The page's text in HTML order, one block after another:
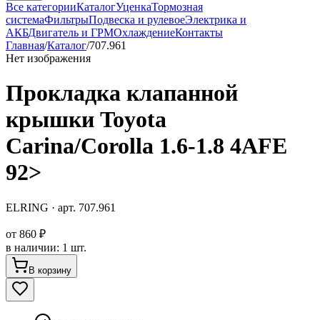
Все категорииКаталогУценкаТормозная
системаФильтрыПодвеска и рулевоеЭлектрика и
АКБДвигатель и ГРМОхлаждениеКонтакты
Главная/Каталог/707.961
Нет изображения
Прокладка клапанной
крышки Toyota
Carina/Corolla 1.6-1.8 4AFE
92>
ELRING · арт. 707.961
от 860 ₽
в наличии: 1 шт.
В корзину